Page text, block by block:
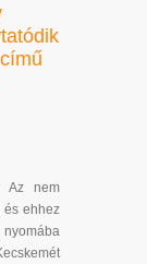
Az nem
és ehhez